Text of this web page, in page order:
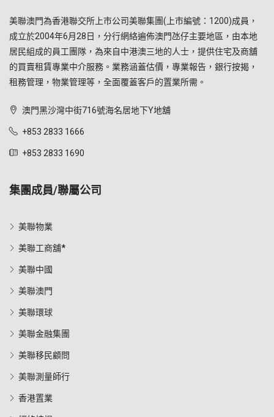
美聯澳門為香港聯交所上市公司美聯集團(上市編號：1200)成員，
成立於2004年6月28日，分行網絡遍佈澳門氹仔主要地區，由本地
居民組成的員工團隊，為來自中港澳三地的人士，提供住宅及商舖
的買賣租賃專業中介服務。業務涵蓋估價，專業報告，銀行按揭，
租務管理，物業管理等，全面覆蓋客戶的置業所需。
澳門黑沙灣中街716號海名居地下Y地舖
+853 2833 1666
+853 2833 1690
集團成員/聯屬公司
美聯物業
美聯工商舖*
美聯中國
美聯澳門
美聯環球
美聯金融集團
美聯移民顧問
美聯測量師行
香港置業